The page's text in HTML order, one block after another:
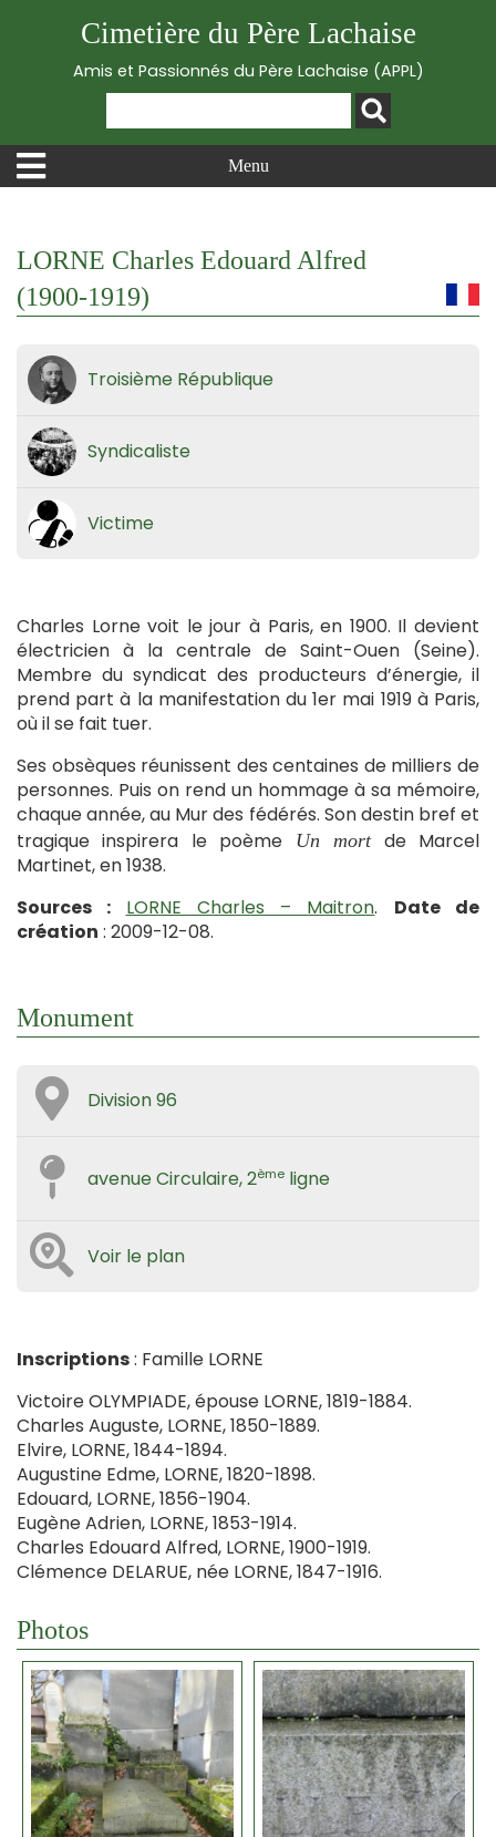
Cimetière du Père Lachaise
Amis et Passionnés du Père Lachaise (APPL)
Menu
LORNE Charles Edouard Alfred
(1900-1919)
Troisième République
Syndicaliste
Victime
Charles Lorne voit le jour à Paris, en 1900. Il devient
électricien à la centrale de Saint-Ouen (Seine).
Membre du syndicat des producteurs d’énergie, il
prend part à la manifestation du 1er mai 1919 à Paris,
où il se fait tuer.
Ses obsèques réunissent des centaines de milliers de
personnes. Puis on rend un hommage à sa mémoire,
chaque année, au Mur des fédérés. Son destin bref et
tragique inspirera le poème
Un mortde Marcel
Martinet, en 1938.
Sources : LORNE Charles – Maitron. Date de
création : 2009-12-08.
Monument
Division 96
avenue Circulaire, 2ème ligne
Voir le plan
Inscriptions: Famille LORNE
Victoire OLYMPIADE, épouse LORNE, 1819-1884.
Charles Auguste, LORNE, 1850-1889.
Elvire, LORNE, 1844-1894.
Augustine Edme, LORNE, 1820-1898.
Edouard, LORNE, 1856-1904.
Eugène Adrien, LORNE, 1853-1914.
Charles Edouard Alfred, LORNE, 1900-1919.
Clémence DELARUE, née LORNE, 1847-1916.
Photos